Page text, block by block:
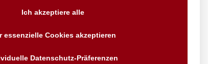
Anfragen
Wir sind seit über 40 Jahren
für Sie da
Vorrauskasse Paypal,
Ich akzeptiere alle
essenzielle Cookies akzeptieren
Datenschutz-Präferenzen